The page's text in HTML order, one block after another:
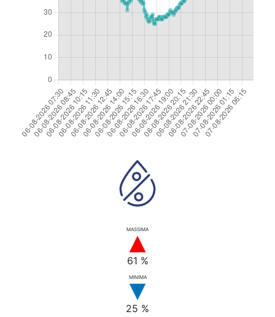
MASSIMA
61 %
MINIMA
25 %